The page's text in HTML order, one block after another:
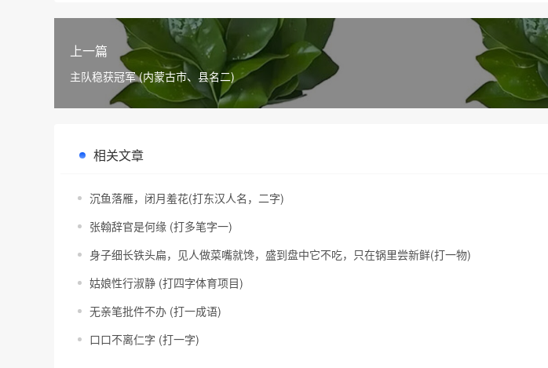
上一篇
主队稳获冠军 (内蒙古市、县名二)
相关文章
沉鱼落雁，闭月羞花(打东汉人名，二字)
张翰辞官是何缘 (打多笔字一)
身子细长铁头扁，见人做菜嘴就馋，盛到盘中它不吃，只在锅里尝新鲜(打一物)
姑娘性行淑静 (打四字体育项目)
无亲笔批件不办 (打一成语)
口口不离仁字 (打一字)